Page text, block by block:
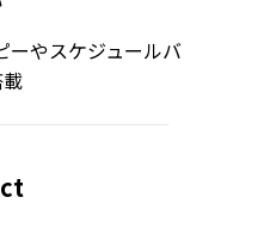
やスケジュールバックア